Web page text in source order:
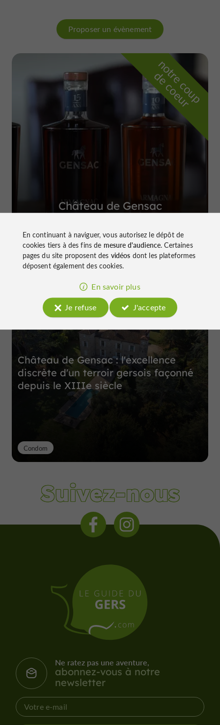
Proposer un évènement
n
o
t
r
e
c
o
u
p
d
e
c
o
e
u
r
Château de Gensac
Château de Gensac : l'excellence
discrète d'un terroir gersois façonné
depuis le XIIIe siècle
Condom
Suivez-nous
Ne ratez pas une aventure,
abonnez-vous à notre
newsletter
En continuant à naviguer, vous autorisez le dépôt de
cookies tiers à des fins de mesure d'audience. Certaines
pages du site proposent des vidéos dont les plateformes
déposent également des cookies.
En savoir plus
Je refuse
J'accepte